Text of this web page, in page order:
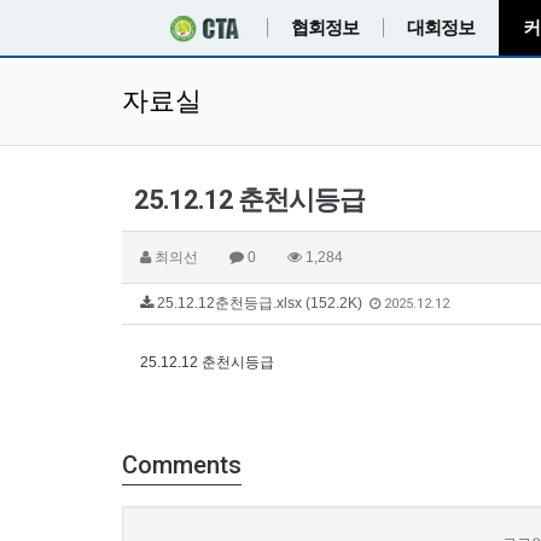
협회정보 대회정보
자료실
25.12.12 춘천시등급
최의선 0 1,284
25.12.12춘천등급.xlsx (152.2K) 2025.12.12
25.12.12 춘천시등급
Comments